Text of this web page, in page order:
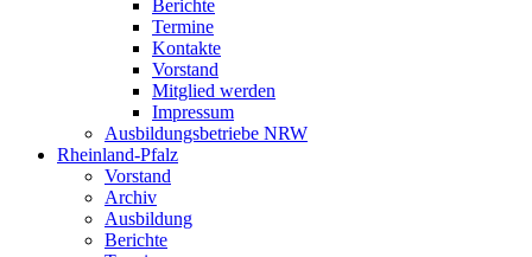
Berichte
Termine
Kontakte
Vorstand
Mitglied werden
Impressum
Ausbildungsbetriebe NRW
Rheinland-Pfalz
Vorstand
Archiv
Ausbildung
Berichte